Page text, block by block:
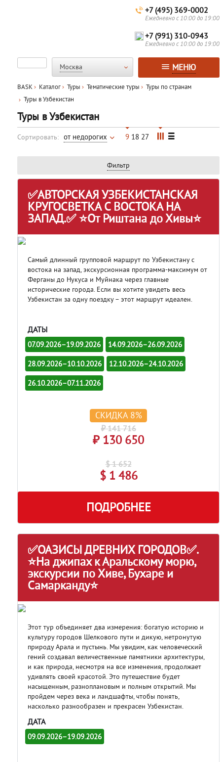
+7 (495) 369-0002
Ежедневно с 10:00 до 19:00
+7 (991) 310-0943
Ежедневно с 10:00 до 19:00
Москва МЕНЮ
BASK Каталог Туры Тематические туры
Туры по странам
Туры в Узбекистан
Туры в Узбекистан
Сортировать: от недорогих 9 18 27
Фильтр
✅АВТОРСКАЯ УЗБЕКИСТАНСКАЯ
КРУГОСВЕТКА С ВОСТОКА НА
ЗАПАД.✅ ⭐От Риштана до Хивы⭐
Самый длинный групповой маршрут по Узбекистану с
востока на запад, экскурсионная программа-максимум от
Ферганы до Нукуса и Муйнака через главные
исторические города. Если вы хотите увидеть весь
Узбекистан за одну поездку – этот маршрут идеален.
ДАТЫ
07.09.2026–19.09.2026 14.09.2026–26.09.2026
28.09.2026–10.10.2026 12.10.2026–24.10.2026
26.10.2026–07.11.2026
СКИДКА 8%
₽ 141 716
₽ 130 650
$ 1 652
$ 1 486
ПОДРОБНЕЕ
✅ОАЗИСЫ ДРЕВНИХ ГОРОДОВ✅.
⭐На джипах к Аральскому морю,
экскурсии по Хиве, Бухаре и
Самарканду⭐
Этот тур объединяет два измерения: богатую историю и
культуру городов Шелкового пути и дикую, нетронутую
природу Арала и пустынь. Мы увидим, как человеческий
гений создавал величественные памятники архитектуры,
и как природа, несмотря на все изменения, продолжает
удивлять своей красотой. Это путешествие будет
насыщенным, разноплановым и полным открытий. Мы
пройдем через века и ландшафты, чтобы понять,
насколько разнообразен и прекрасен Узбекистан.
ДАТА
09.09.2026–19.09.2026